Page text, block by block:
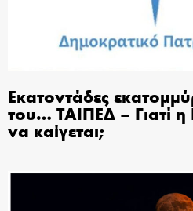
Εκατοντάδες
του… ΤΑΙΠΕΔ – Γιατί η
να καίγεται;